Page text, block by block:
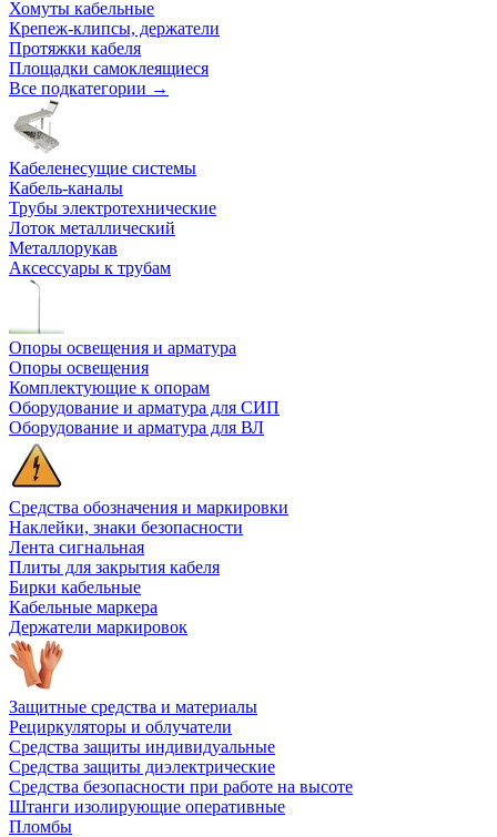
Хомуты кабельные
Крепеж-клипсы, держатели
Протяжки кабеля
Площадки самоклеящиеся
Все подкатегории →
Кабеленесущие системы
Кабель-каналы
Трубы электротехнические
Лоток металлический
Металлорукав
Аксессуары к трубам
Опоры освещения и арматура
Опоры освещения
Комплектующие к опорам
Оборудование и арматура для СИП
Оборудование и арматура для ВЛ
Средства обозначения и маркировки
Наклейки, знаки безопасности
Лента сигнальная
Плиты для закрытия кабеля
Бирки кабельные
Кабельные маркера
Держатели маркировок
Защитные средства и материалы
Рециркуляторы и облучатели
Средства защиты индивидуальные
Средства защиты диэлектрические
Средства безопасности при работе на высоте
Штанги изолирующие оперативные
Пломбы